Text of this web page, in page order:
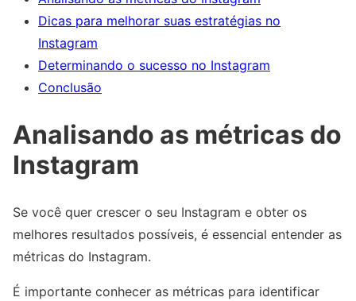
Dicas para melhorar suas estratégias no
Instagram
Determinando o sucesso no Instagram
Conclusão
Analisando as métricas do
Instagram
Se você quer crescer o seu Instagram e obter os
melhores resultados possíveis, é essencial entender as
métricas do Instagram.
É importante conhecer as métricas para identificar